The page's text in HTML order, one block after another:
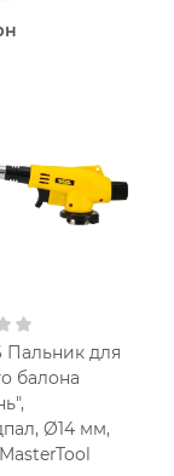
Пальник для
балона
Ø14 мм,